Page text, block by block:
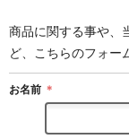
商品に関する事や、
ど、こちらのフォー
お名前 ＊